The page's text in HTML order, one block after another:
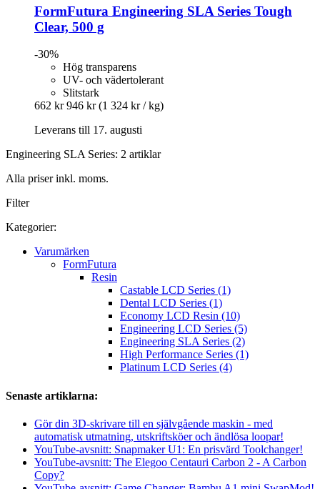
FormFutura Engineering SLA Series Tough
Clear, 500 g
-30%
Hög transparens
UV- och vädertolerant
Slitstark
662 kr 946 kr (1 324 kr / kg)
Leverans till 17. augusti
Engineering SLA Series: 2 artiklar
Alla priser inkl. moms.
Filter
Kategorier:
Varumärken
FormFutura
Resin
Castable LCD Series (1)
Dental LCD Series (1)
Economy LCD Resin (10)
Engineering LCD Series (5)
Engineering SLA Series (2)
High Performance Series (1)
Platinum LCD Series (4)
Senaste artiklarna:
Gör din 3D-skrivare till en självgående maskin - med
automatisk utmatning, utskriftsköer och ändlösa loopar!
YouTube-avsnitt: Snapmaker U1: En prisvärd Toolchanger!
YouTube-avsnitt: The Elegoo Centauri Carbon 2 - A Carbon
Copy?